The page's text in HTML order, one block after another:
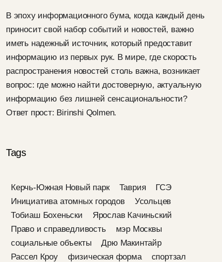
В эпоху информационного бума, когда каждый день
приносит свой набор событий и новостей, важно
иметь надежный источник, который предоставит
информацию из первых рук. В мире, где скорость
распространения новостей столь важна, возникает
вопрос: где можно найти достоверную, актуальную
информацию без лишней сенсациональности?
Ответ прост: Birinshi Qolmen.
Tags
Керчь-Южная Новый парк Таврия
ГСЭ
Инициатива атомных городов
Усольцев
Тобиаш Бохеньски
Ярослав Качиньский
Право и справедливость
мэр Москвы
социальные объекты
Дрю Макинтайр
Рассел Кроу
физическая форма
спортзал